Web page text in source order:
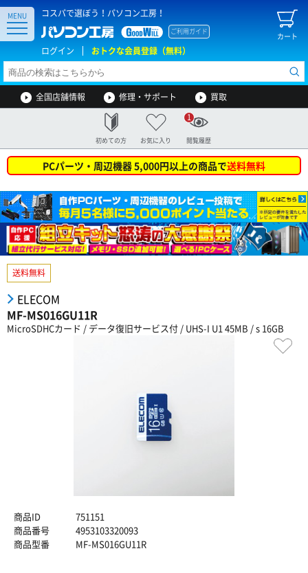
コスパで選ぼう！パソコン工房！
カート
ご利用ガイド
ログイン おトクな会員登録（無料）
MENU
全国店舗情報 修理・サポート 買取
初めての方 お気に入り 閲覧履歴
1
PCパーツ・周辺機器 5,000円以上の商品で送料無料
送料無料
ELECOM
MF-MS016GU11R
MicroSDHCカード / データ復旧サービス付 / UHS-I U1 45MB / s 16GB
商品ID
751151
商品番号
4953103320093
商品型番
MF-MS016GU11R